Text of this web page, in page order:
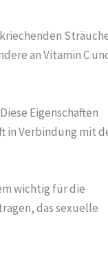
an Vitamin C
Eigenschaften
in Verbindung mit
wichtig für die
das sexuelle